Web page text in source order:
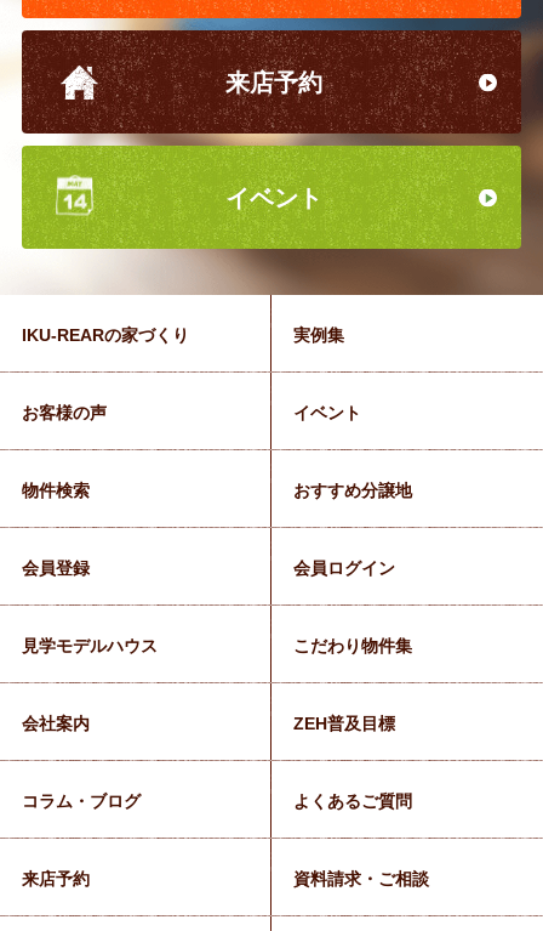
来店予約
イベント
IKU-REARの家づくり 実例集
お客様の声 イベント
物件検索 おすすめ分譲地
会員登録 会員ログイン
見学モデルハウス こだわり物件集
会社案内 ZEH普及目標
コラム・ブログ よくあるご質問
来店予約 資料請求・ご相談